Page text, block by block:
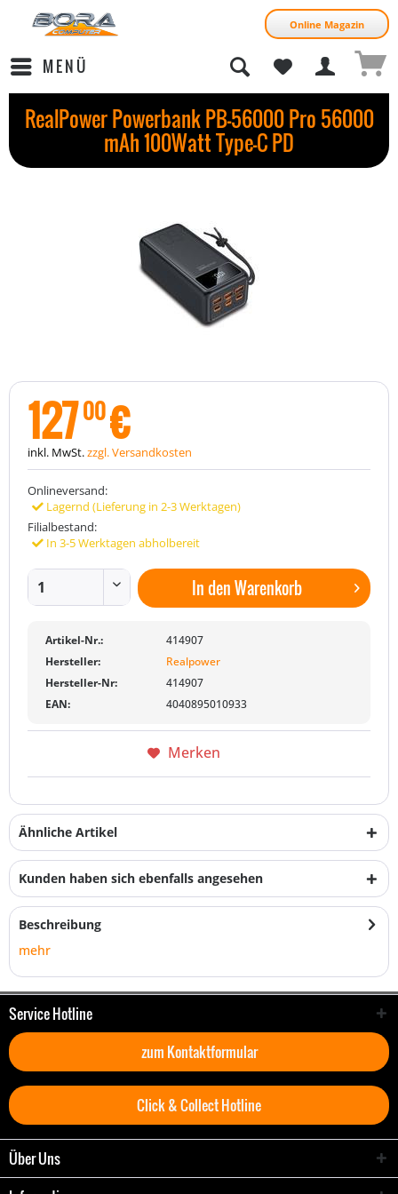
Online Magazin
MENÜ
RealPower Powerbank PB-56000 Pro 56000
mAh 100Watt Type-C PD
12700€
inkl. MwSt.zzgl. Versandkosten
Onlineversand:
Lagernd (Lieferung in 2-3 Werktagen)
Filialbestand:
In 3-5 Werktagen abholbereit
In denWarenkorb
Artikel-Nr.:
414907
Hersteller:
Realpower
Hersteller-Nr:
414907
EAN:
4040895010933
Merken
Ähnliche Artikel
Kunden haben sich ebenfalls angesehen
Beschreibung
mehr
Service Hotline
zum Kontaktformular
Click & Collect Hotline
Über Uns